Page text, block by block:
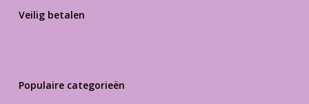
Veilig betalen
Populaire categorieën